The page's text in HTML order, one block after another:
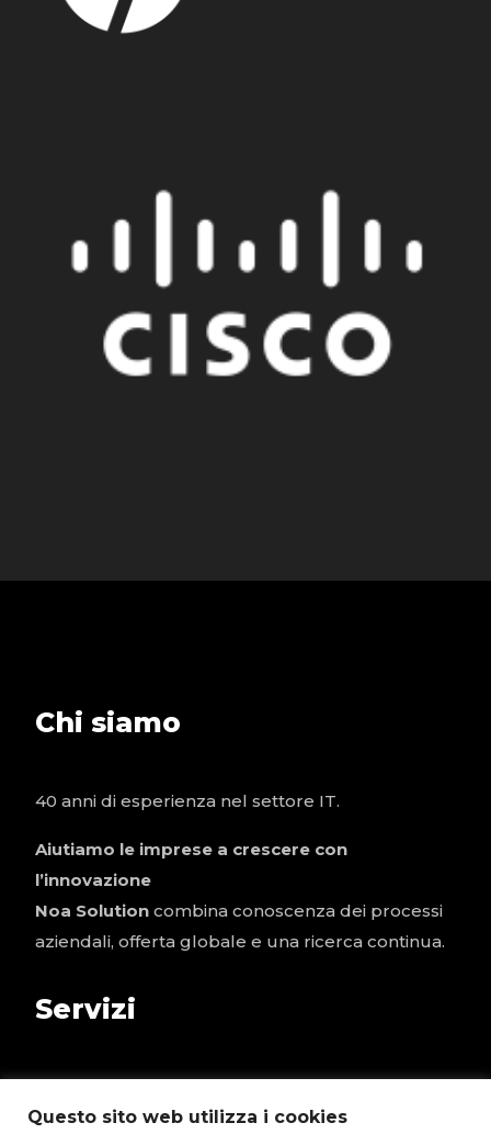
Chi siamo
40 anni di esperienza nel settore IT.
Aiutiamo le imprese a crescere con
l’innovazione
Noa Solution combina conoscenza dei processi
aziendali, offerta globale e una ricerca continua.
Servizi
Business Application
Questo sito web utilizza i cookies